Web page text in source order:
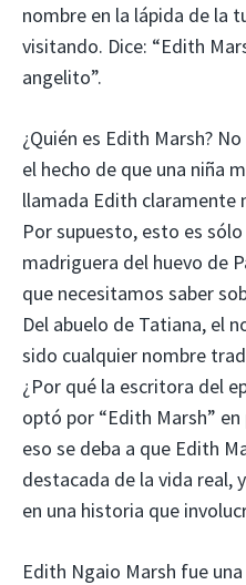
nombre en la lápida de la
visitando. Dice: “Edith
angelito”.
¿Quién es Edith Marsh?
el hecho de que una niña
llamada Edith claramente
Por supuesto, esto es
madriguera del huevo de
que necesitamos saber
Del abuelo de Tatiana, el
sido cualquier nombre
¿Por qué la escritora del
optó por “Edith Marsh”
eso se deba a que Edith
destacada de la vida real,
en una historia que
Edith Ngaio Marsh fue